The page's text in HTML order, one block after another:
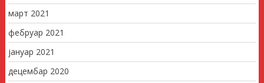
март 2021
фебруар 2021
јануар 2021
децембар 2020